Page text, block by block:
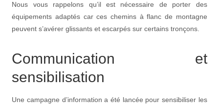
Nous vous rappelons qu’il est nécessaire de porter des
équipements adaptés car ces chemins à flanc de montagne
peuvent s’avérer glissants et escarpés sur certains tronçons.
Communication et
sensibilisation
Une campagne d’information a été lancée pour sensibiliser les